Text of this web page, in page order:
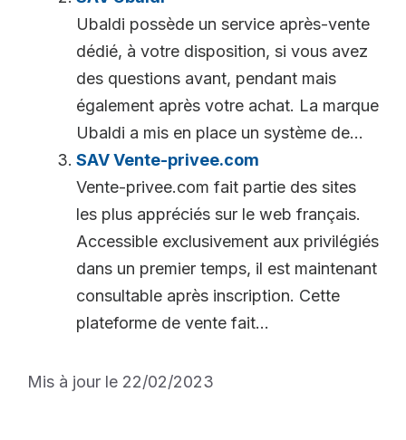
Ubaldi possède un service après-vente
dédié, à votre disposition, si vous avez
des questions avant, pendant mais
également après votre achat. La marque
Ubaldi a mis en place un système de...
SAV Vente-privee.com
Vente-privee.com fait partie des sites
les plus appréciés sur le web français.
Accessible exclusivement aux privilégiés
dans un premier temps, il est maintenant
consultable après inscription. Cette
plateforme de vente fait...
Mis à jour le 22/02/2023